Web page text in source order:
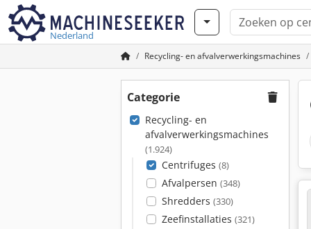
Nederland
Recycling- en afvalverwerkingsmachines
Categorie
Recycling- en
afvalverwerkingsmachines
(1.924)
Centrifuges (8)
Afvalpersen (348)
Shredders (330)
Zeefinstallaties (321)